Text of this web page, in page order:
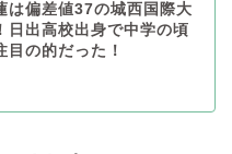
は偏差値37の城西国際大
日出高校出身で中学の頃
目の的だった！